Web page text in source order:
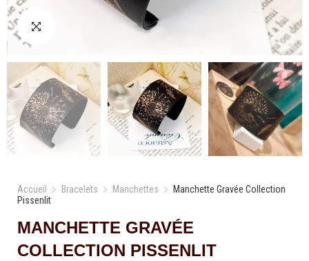
Accueil Bracelets Manchettes
Manchette Gravée Collection
Pissenlit
MANCHETTE GRAVÉE
COLLECTION PISSENLIT